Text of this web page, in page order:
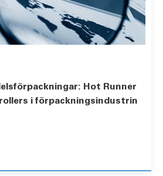
Hot Runner
i förpackningsindustrin